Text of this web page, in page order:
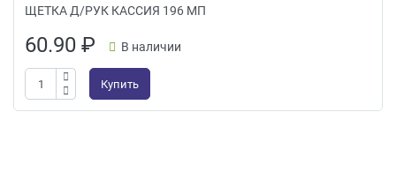
ЩЕТКА Д/РУК КАССИЯ 196 МП
60.90₽ В наличии
Купить